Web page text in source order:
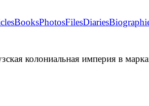
BooksPhotosFilesDiaries
колониальная империя в